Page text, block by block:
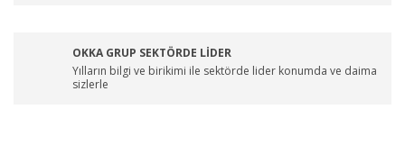
OKKA GRUP SEKTÖRDE LİDER
Yılların bilgi ve birikimi ile sektörde lider konumda ve daima
sizlerle